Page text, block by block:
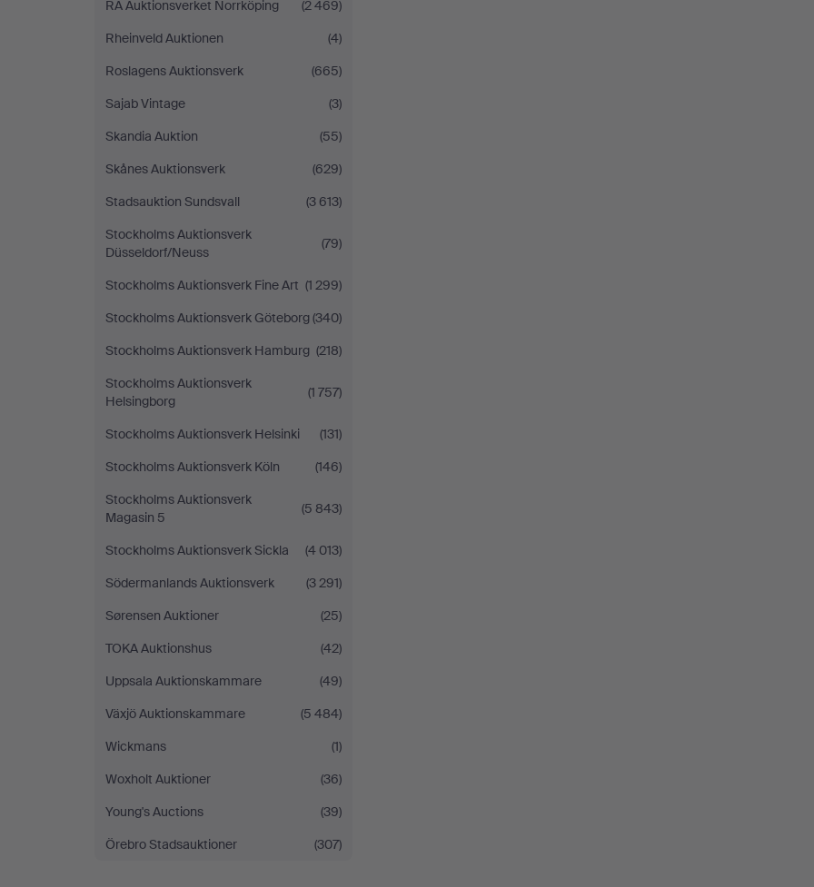
RA Auktionsverket Norrköping
(2 469)
Rheinveld Auktionen
(4)
Roslagens Auktionsverk
(665)
Sajab Vintage
(3)
Skandia Auktion
(55)
Skånes Auktionsverk
(629)
Stadsauktion Sundsvall
(3 613)
Stockholms Auktionsverk
Düsseldorf/Neuss
(79)
Stockholms Auktionsverk Fine Art (1 299)
Stockholms Auktionsverk Göteborg(340)
Stockholms Auktionsverk Hamburg (218)
Stockholms Auktionsverk
Helsingborg
(1 757)
Stockholms Auktionsverk Helsinki
(131)
Stockholms Auktionsverk Köln
(146)
Stockholms Auktionsverk
Magasin 5
(5 843)
Stockholms Auktionsverk Sickla
(4 013)
Södermanlands Auktionsverk
(3 291)
Sørensen Auktioner
(25)
TOKA Auktionshus
(42)
Uppsala Auktionskammare
(49)
Växjö Auktionskammare
(5 484)
Wickmans
(1)
Woxholt Auktioner
(36)
Young's Auctions
(39)
Örebro Stadsauktioner
(307)